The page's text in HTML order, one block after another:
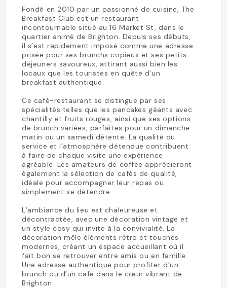
Fondé en 2010 par un passionné de cuisine, The
Breakfast Club est un restaurant
incontournable situé au 16 Market St, dans le
quartier animé de Brighton. Depuis ses débuts,
il s’est rapidement imposé comme une adresse
prisée pour ses brunchs copieux et ses petits-
déjeuners savoureux, attirant aussi bien les
locaux que les touristes en quête d’un
breakfast authentique.
Ce café-restaurant se distingue par ses
spécialités telles que les pancakes géants avec
chantilly et fruits rouges, ainsi que ses options
de brunch variées, parfaites pour un dimanche
matin ou un samedi détente. La qualité du
service et l’atmosphère détendue contribuent
à faire de chaque visite une expérience
agréable. Les amateurs de coffee apprécieront
également la sélection de cafés de qualité,
idéale pour accompagner leur repas ou
simplement se détendre.
L’ambiance du lieu est chaleureuse et
décontractée, avec une décoration vintage et
un style cosy qui invite à la convivialité. La
décoration mêle éléments rétro et touches
modernes, créant un espace accueillant où il
fait bon se retrouver entre amis ou en famille.
Une adresse authentique pour profiter d’un
brunch ou d’un café dans le cœur vibrant de
Brighton.